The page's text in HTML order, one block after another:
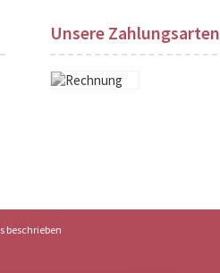
Unsere Zahlungsarten
beschrieben